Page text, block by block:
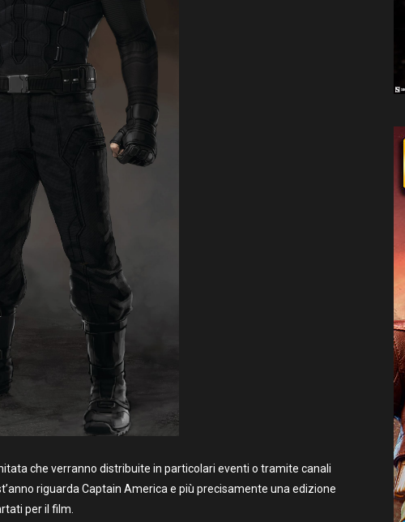
che verranno distribuite in particolari eventi o tramite canali
riguarda Captain America e più precisamente una edizione
per il film.